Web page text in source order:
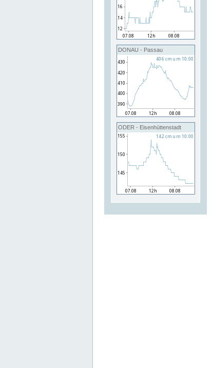
DONAU - Passau
ODER - Eisenhüttenstadt